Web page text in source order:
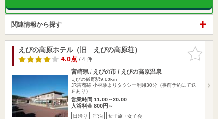
関連情報から探す
お気に入
りに追加
えびの高原ホテル（旧 えびの高原荘）
4.0点/ 4 件
宮崎県 / えびの市 / えびの高原温泉
えびの飯野駅9.83km
JR吉都線 小林駅よりタクシー利用30分（事前予約にて送
迎あり）
営業時間 11:00～20:00
入浴料金 800円～
日帰り 宿泊 女子旅・女子会